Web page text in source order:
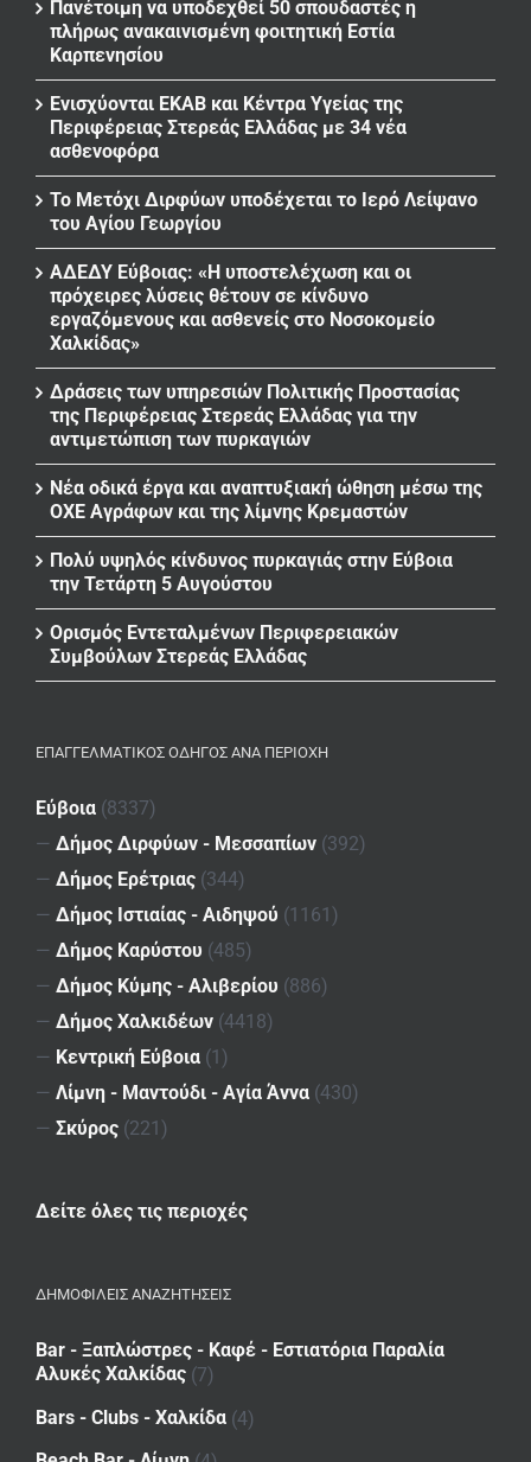
Πανέτοιμη να υποδεχθεί 50 σπουδαστές η
πλήρως ανακαινισμένη φοιτητική Εστία
Καρπενησίου
Ενισχύονται ΕΚΑΒ και Κέντρα Υγείας της
Περιφέρειας Στερεάς Ελλάδας με 34 νέα
ασθενοφόρα
Το Μετόχι Διρφύων υποδέχεται το Ιερό Λείψανο
του Αγίου Γεωργίου
ΑΔΕΔΥ Εύβοιας: «Η υποστελέχωση και οι
πρόχειρες λύσεις θέτουν σε κίνδυνο
εργαζόμενους και ασθενείς στο Νοσοκομείο
Χαλκίδας»
Δράσεις των υπηρεσιών Πολιτικής Προστασίας
της Περιφέρειας Στερεάς Ελλάδας για την
αντιμετώπιση των πυρκαγιών
Νέα οδικά έργα και αναπτυξιακή ώθηση μέσω της
ΟΧΕ Αγράφων και της λίμνης Κρεμαστών
Πολύ υψηλός κίνδυνος πυρκαγιάς στην Εύβοια
την Τετάρτη 5 Αυγούστου
Ορισμός Εντεταλμένων Περιφερειακών
Συμβούλων Στερεάς Ελλάδας
ΕΠΑΓΓΕΛΜΑΤΙΚΌΣ ΟΔΗΓΌΣ ΑΝΆ ΠΕΡΙΟΧΉ
Εύβοια (8337)
— Δήμος Διρφύων - Μεσσαπίων (392)
— Δήμος Ερέτριας (344)
— Δήμος Ιστιαίας - Αιδηψού (1161)
— Δήμος Καρύστου (485)
— Δήμος Κύμης - Αλιβερίου (886)
— Δήμος Χαλκιδέων (4418)
— Κεντρική Εύβοια (1)
— Λίμνη - Μαντούδι - Αγία Άννα (430)
— Σκύρος (221)
Δείτε όλες τις περιοχές
ΔΗΜΟΦΙΛΕΙΣ ΑΝΑΖΗΤΗΣΕΙΣ
Bar - Ξαπλώστρες - Καφέ - Εστιατόρια Παραλία
Αλυκές Χαλκίδας (7)
Bars - Clubs - Χαλκίδα (4)